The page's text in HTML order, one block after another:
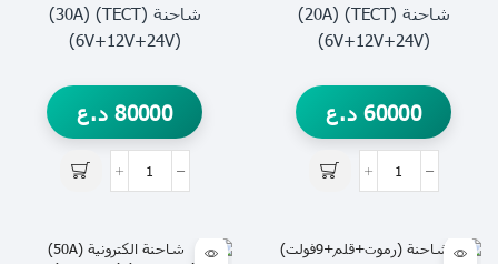
شاحنة (TECT) (20A)
(6V+12V+24V)
60000 د.ع
شاحنة (TECT) (30A)
(6V+12V+24V)
80000 د.ع